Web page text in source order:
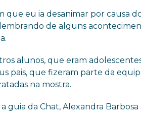
que eu ia desanimar por causa
de alguns
alunos, que eram
pais, que fizeram parte da
na mostra.
guia da Chat, Alexandra